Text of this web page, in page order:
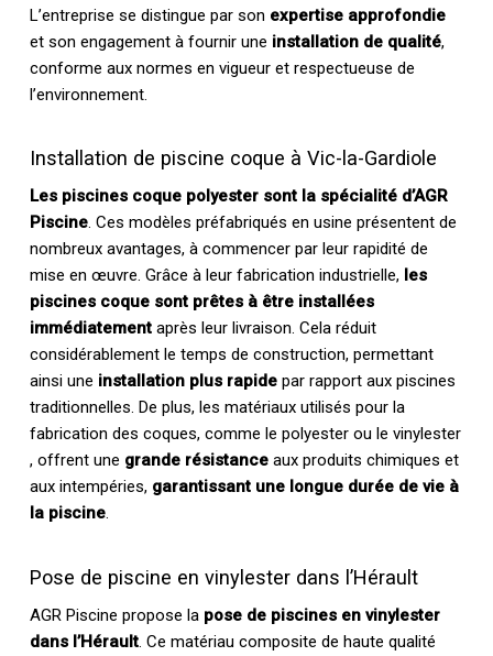
L’entreprise se distingue par son expertise approfondie
et son engagement à fournir une installation de qualité,
conforme aux normes en vigueur et respectueuse de
l’environnement.
Installation de piscine coque à Vic-la-Gardiole
Les piscines coque polyester sont la spécialité d’AGR
Piscine. Ces modèles préfabriqués en usine présentent de
nombreux avantages, à commencer par leur rapidité de
mise en œuvre. Grâce à leur fabrication industrielle, les
piscines coque sont prêtes à être installées
immédiatementaprès leur livraison. Cela réduit
considérablement le temps de construction, permettant
ainsi une installation plus rapidepar rapport aux piscines
traditionnelles. De plus, les matériaux utilisés pour la
fabrication des coques, comme le polyester ou le vinylester
, offrent une grande résistanceaux produits chimiques et
aux intempéries, garantissant une longue durée de vie à
la piscine.
Pose de piscine en vinylester dans l’Hérault
AGR Piscine propose la pose de piscines en vinylester
dans l’Hérault. Ce matériau composite de haute qualité